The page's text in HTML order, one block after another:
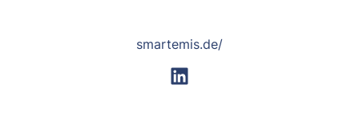
smartemis.de/